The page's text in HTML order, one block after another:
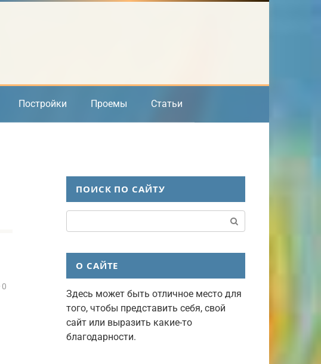
Постройки Проемы Статьи
0
ПОИСК ПО САЙТУ
О САЙТЕ
Здесь может быть отличное место для
того, чтобы представить себя, свой
сайт или выразить какие-то
благодарности.